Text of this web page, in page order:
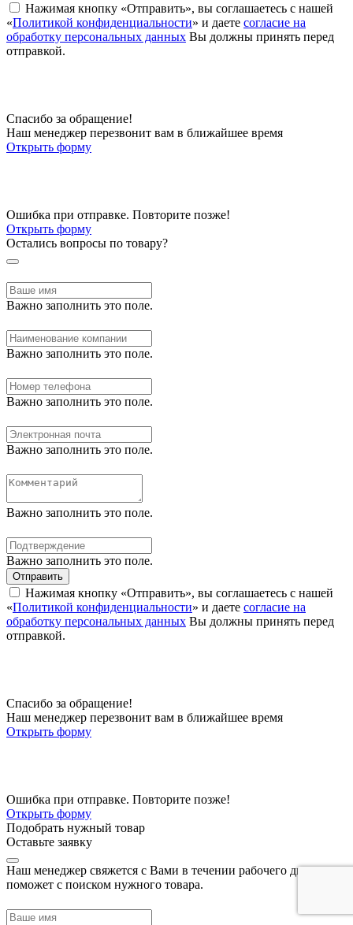
Нажимая кнопку «Отправить», вы соглашаетесь с нашей
«Политикой конфиденциальности» и даете согласие на
обработку персональных данных Вы должны принять перед
отправкой.
Спасибо за обращение!
Наш менеджер перезвонит вам в ближайшее время
Открыть форму
Ошибка при отправке. Повторите позже!
Открыть форму
Остались вопросы по товару?
Важно заполнить это поле.
Важно заполнить это поле.
Важно заполнить это поле.
Важно заполнить это поле.
Важно заполнить это поле.
Важно заполнить это поле.
Отправить
Нажимая кнопку «Отправить», вы соглашаетесь с нашей
«Политикой конфиденциальности» и даете согласие на
обработку персональных данных Вы должны принять перед
отправкой.
Спасибо за обращение!
Наш менеджер перезвонит вам в ближайшее время
Открыть форму
Ошибка при отправке. Повторите позже!
Открыть форму
Подобрать нужный товар
Оставьте заявку
Наш менеджер свяжется с Вами в течении рабочего дня и
поможет с поиском нужного товара.